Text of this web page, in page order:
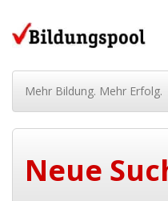
Mehr Bildung. Mehr Erfolg.
Neue